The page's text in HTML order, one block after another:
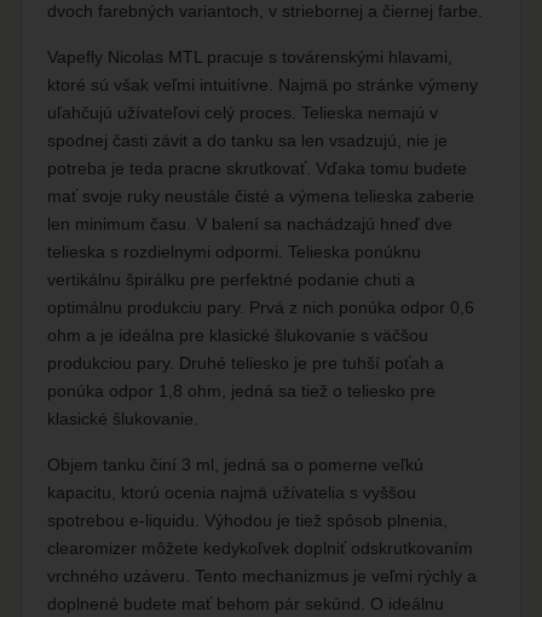
dvoch farebných variantoch, v striebornej a čiernej farbe.
Vapefly Nicolas MTL pracuje s továrenskými hlavami,
ktoré sú však veľmi intuitívne. Najmä po stránke výmeny
uľahčujú užívateľovi celý proces. Telieska nemajú v
spodnej časti závit a do tanku sa len vsadzujú, nie je
potreba je teda pracne skrutkovať. Vďaka tomu budete
mať svoje ruky neustále čisté a výmena telieska zaberie
len minimum času. V balení sa nachádzajú hneď dve
telieska s rozdielnymi odpormi. Telieska ponúknu
vertikálnu špirálku pre perfektné podanie chuti a
optimálnu produkciu pary. Prvá z nich ponúka odpor 0,6
ohm a je ideálna pre klasické šlukovanie s väčšou
produkciou pary. Druhé teliesko je pre tuhší poťah a
ponúka odpor 1,8 ohm, jedná sa tiež o teliesko pre
klasické šlukovanie.
Objem tanku činí 3 ml, jedná sa o pomerne veľkú
kapacitu, ktorú ocenia najmä užívatelia s vyššou
spotrebou e-liquidu. Výhodou je tiež spôsob plnenia,
clearomizer môžete kedykoľvek doplniť odskrutkovaním
vrchného uzáveru. Tento mechanizmus je veľmi rýchly a
doplnené budete mať behom pár sekúnd. O ideálnu